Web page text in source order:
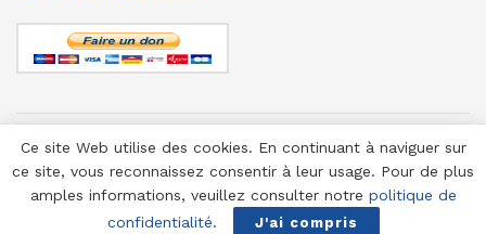
© 1958-2025 Jeune Nation
Ce site Web utilise des cookies. En continuant à naviguer sur
ce site, vous reconnaissez consentir à leur usage. Pour de plus
amples informations, veuillez consulter notre politique de
confidentialité. J'ai compris